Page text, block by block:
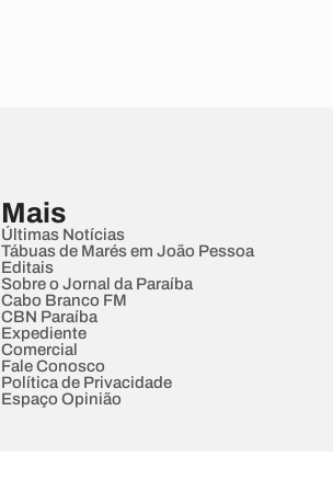
Mais
Últimas Notícias
Tábuas de Marés em João Pessoa
Editais
Sobre o Jornal da Paraíba
Cabo Branco FM
CBN Paraíba
Expediente
Comercial
Fale Conosco
Política de Privacidade
Espaço Opinião